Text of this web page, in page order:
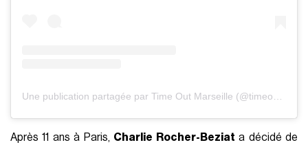
Après 11 ans à Paris, Charlie Rocher-Beziat a décidé de